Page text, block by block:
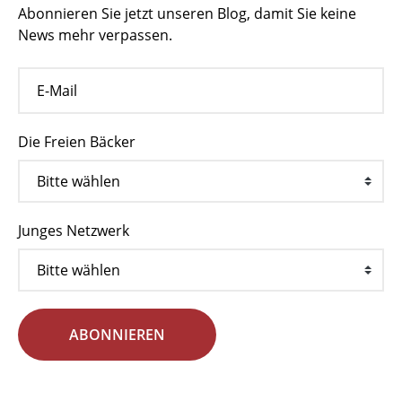
Abonnieren Sie jetzt unseren Blog, damit Sie keine
News mehr verpassen.
Die Freien Bäcker
Junges Netzwerk
ABONNIEREN